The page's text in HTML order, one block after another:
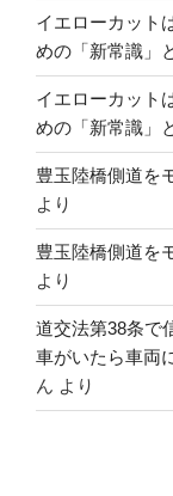
イエローカット
めの「新常識」
イエローカット
めの「新常識」
豊玉陸橋側道を
より
豊玉陸橋側道を
より
道交法第38条で
車がいたら車両
ん より